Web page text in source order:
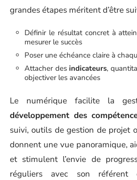
grandes étapes méritent d’être
Définir le résultat concret à
mesurer le succès
Poser une échéance claire à
Attacher des indicateurs,
objectiver les avancées
Le numérique facilite la
développement des
suivi, outils de gestion de projet
donnent une vue panoramique,
et stimulent l’envie de
réguliers avec son référent